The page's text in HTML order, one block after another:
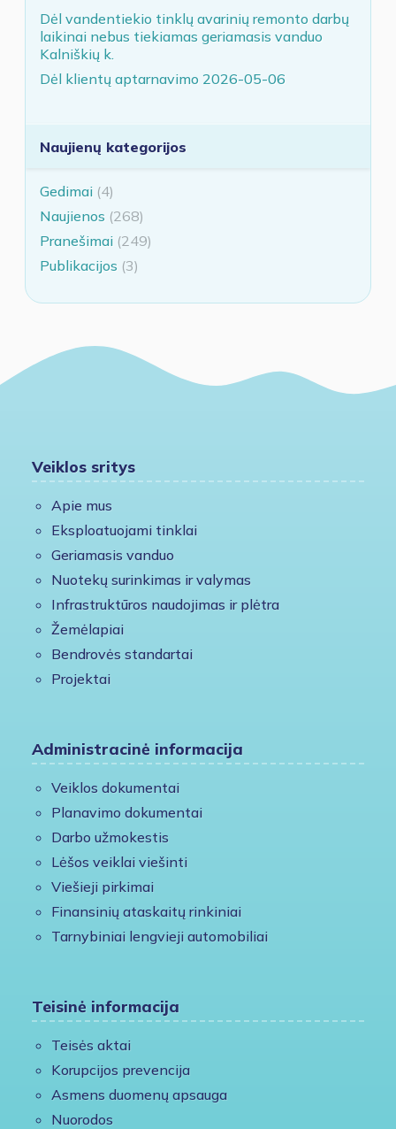
Dėl vandentiekio tinklų avarinių remonto darbų
laikinai nebus tiekiamas geriamasis vanduo
Kalniškių k.
Dėl klientų aptarnavimo 2026-05-06
Naujienų kategorijos
Gedimai (4)
Naujienos (268)
Pranešimai (249)
Publikacijos (3)
Veiklos sritys
Apie mus
Eksploatuojami tinklai
Geriamasis vanduo
Nuotekų surinkimas ir valymas
Infrastruktūros naudojimas ir plėtra
Žemėlapiai
Bendrovės standartai
Projektai
Administracinė informacija
Veiklos dokumentai
Planavimo dokumentai
Darbo užmokestis
Lėšos veiklai viešinti
Viešieji pirkimai
Finansinių ataskaitų rinkiniai
Tarnybiniai lengvieji automobiliai
Teisinė informacija
Teisės aktai
Korupcijos prevencija
Asmens duomenų apsauga
Nuorodos